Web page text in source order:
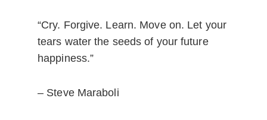
“Cry. Forgive. Learn. Move on. Let your
tears water the seeds of your future
happiness.”
– Steve Maraboli